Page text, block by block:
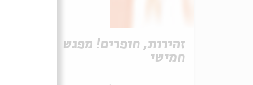
זהירות, חופרים! מפגש
חמישי